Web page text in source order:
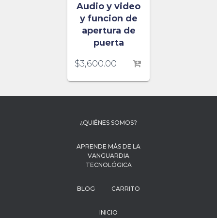
Audio y video
y funcion de
apertura de
puerta
$3,600.00
¿QUIÉNES SOMOS?
APRENDE MÁS DE LA
VANGUARDIA
TECNOLÓGICA
BLOG CARRITO
INICIO